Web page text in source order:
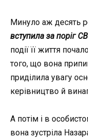
Минуло аж десять
вступила за поріг
події її життя
того, що вона
приділила увагу
керівництво й
А потім і в
вона зустріла